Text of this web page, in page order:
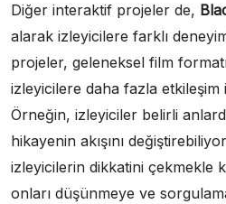
Diğer interaktif projeler de,
alarak izleyicilere farklı
projeler, geleneksel film
izleyicilere daha fazla etkileşim
Örneğin, izleyiciler belirli
hikayenin akışını
izleyicilerin dikkatini çekmekle
onları düşünmeye ve